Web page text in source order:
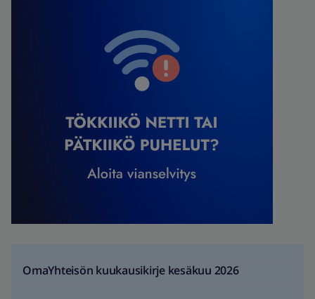
OmaYhteisön kuukausikirje kesäkuu 2026